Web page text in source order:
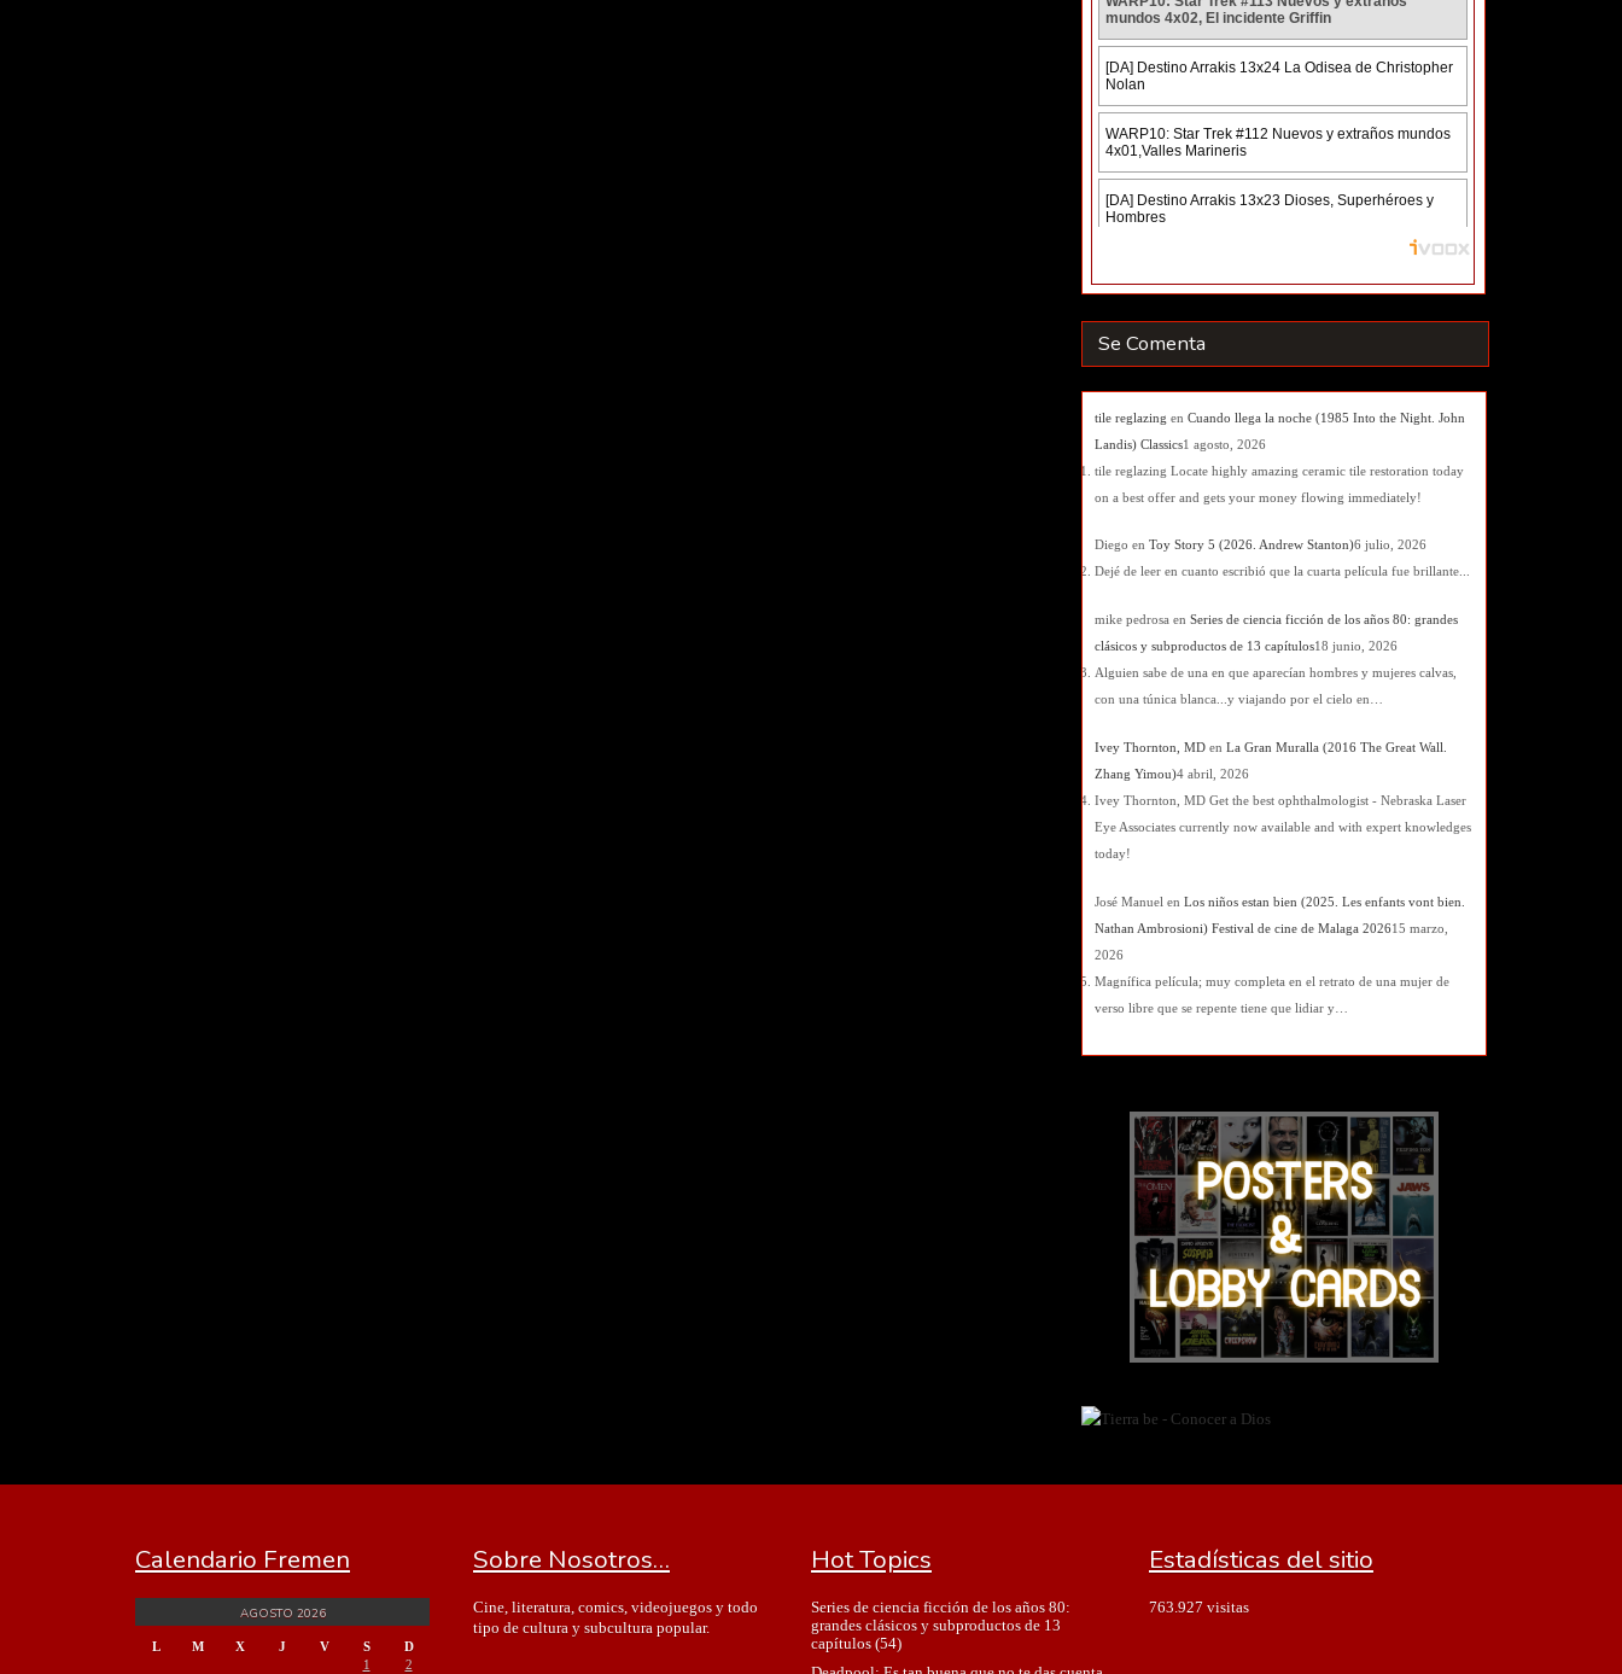
Se Comenta
tile reglazing en Cuando llega la noche (1985 Into the Night. John
Landis) Classics1 agosto, 2026
tile reglazing Locate highly amazing ceramic tile restoration today
on a best offer and gets your money flowing immediately!
Diego en Toy Story 5 (2026. Andrew Stanton)6 julio, 2026
Dejé de leer en cuanto escribió que la cuarta película fue brillante...
mike pedrosa en Series de ciencia ficción de los años 80: grandes
clásicos y subproductos de 13 capítulos18 junio, 2026
Alguien sabe de una en que aparecían hombres y mujeres calvas,
con una túnica blanca...y viajando por el cielo en…
Ivey Thornton, MD en La Gran Muralla (2016 The Great Wall.
Zhang Yimou)4 abril, 2026
Ivey Thornton, MD Get the best ophthalmologist - Nebraska Laser
Eye Associates currently now available and with expert knowledges
today!
José Manuel en Los niños estan bien (2025. Les enfants vont bien.
Nathan Ambrosioni) Festival de cine de Malaga 202615 marzo,
2026
Magnífica película; muy completa en el retrato de una mujer de
verso libre que se repente tiene que lidiar y…
Calendario Fremen
AGOSTO 2026
L M X J V S
D
1
2
Sobre Nosotros…
Cine, literatura, comics, videojuegos y todo
tipo de cultura y subcultura popular.
Hot Topics
Series de ciencia ficción de los años 80:
grandes clásicos y subproductos de 13
capítulos(54)
Estadísticas del sitio
763.927 visitas